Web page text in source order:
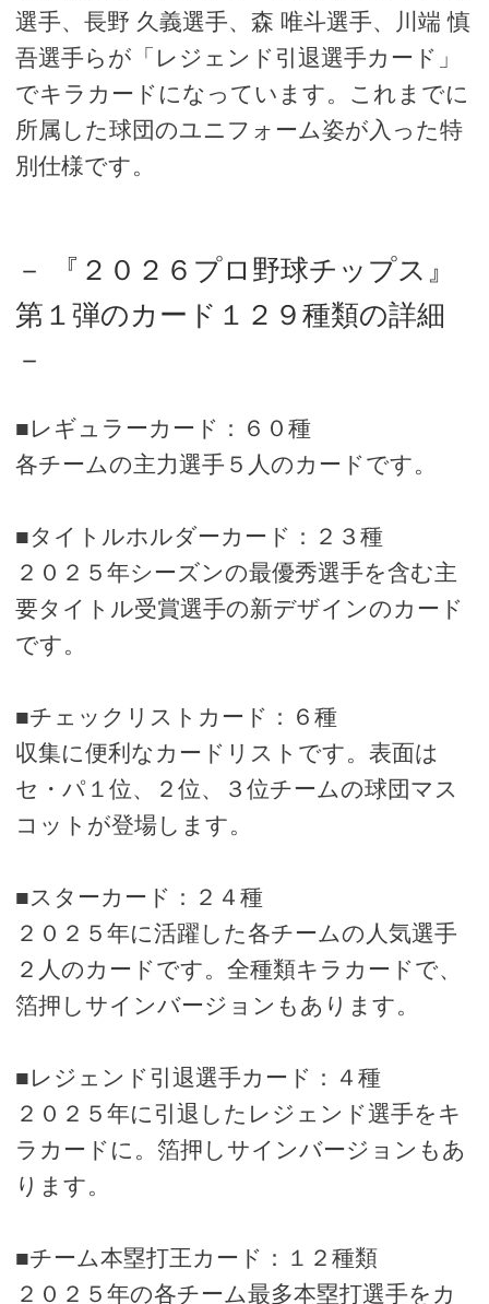
選手、長野 久義選手、森 唯斗選手、川端 慎
吾選手らが「レジェンド引退選手カード」
でキラカードになっています。これまでに
所属した球団のユニフォーム姿が入った特
別仕様です。
－ 『２０２６プロ野球チップス』
第１弾のカード１２９種類の詳細
－
■レギュラーカード：６０種
各チームの主力選手５人のカードです。
■タイトルホルダーカード：２３種
２０２５年シーズンの最優秀選手を含む主
要タイトル受賞選手の新デザインのカード
です。
■チェックリストカード：６種
収集に便利なカードリストです。表面は
セ・パ１位、２位、３位チームの球団マス
コットが登場します。
■スターカード：２４種
２０２５年に活躍した各チームの人気選手
２人のカードです。全種類キラカードで、
箔押しサインバージョンもあります。
■レジェンド引退選手カード：４種
２０２５年に引退したレジェンド選手をキ
ラカードに。箔押しサインバージョンもあ
ります。
■チーム本塁打王カード：１２種類
２０２５年の各チーム最多本塁打選手をカ